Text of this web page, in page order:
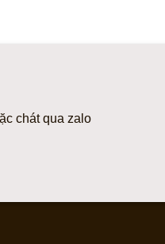
chát qua zalo